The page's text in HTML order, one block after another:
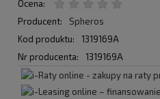
Ocena:
Producent:
Spheros
Kod produktu:
1319169A
Nr producenta:
1319169A